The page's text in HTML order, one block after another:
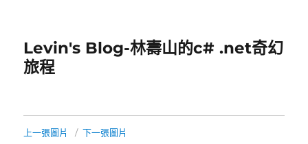
Levin's Blog-林壽山的c# .net奇幻
旅程
上一張圖片 下一張圖片